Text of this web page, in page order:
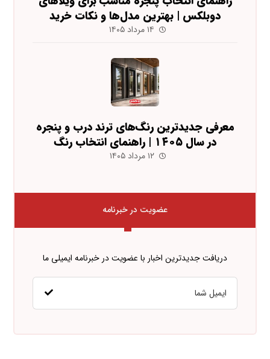
دوبلکس | بهترین مدل‌ها و نکات خرید
۱۴ مرداد ۱۴۰۵
معرفی جدیدترین رنگ‌های ترند درب و پنجره
در سال ۱۴۰۵ | راهنمای انتخاب رنگ
۱۲ مرداد ۱۴۰۵
عضویت در خبرنامه
دریافت جدیدترین اخبار با عضویت در خبرنامه ایمیلی ما